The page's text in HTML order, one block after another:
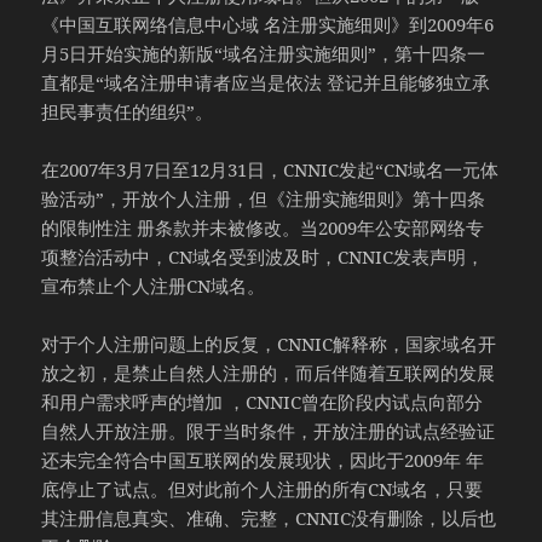
《中国互联网络信息中心域 名注册实施细则》到2009年6
月5日开始实施的新版“域名注册实施细则”，第十四条一
直都是“域名注册申请者应当是依法 登记并且能够独立承
担民事责任的组织”。
在2007年3月7日至12月31日，CNNIC发起“CN域名一元体
验活动”，开放个人注册，但《注册实施细则》第十四条
的限制性注 册条款并未被修改。当2009年公安部网络专
项整治活动中，CN域名受到波及时，CNNIC发表声明，
宣布禁止个人注册CN域名。
对于个人注册问题上的反复，CNNIC解释称，国家域名开
放之初，是禁止自然人注册的，而后伴随着互联网的发展
和用户需求呼声的增加 ，CNNIC曾在阶段内试点向部分
自然人开放注册。限于当时条件，开放注册的试点经验证
还未完全符合中国互联网的发展现状，因此于2009年 年
底停止了试点。但对此前个人注册的所有CN域名，只要
其注册信息真实、准确、完整，CNNIC没有删除，以后也